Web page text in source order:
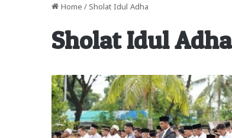
Home / Sholat Idul Adha
Sholat Idul Adha